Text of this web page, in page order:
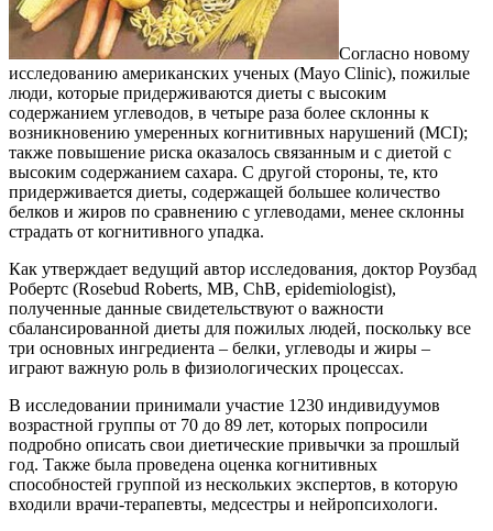
Согласно новому
исследованию американских ученых (Mayo Clinic), пожилые
люди, которые придерживаются диеты с высоким
содержанием углеводов, в четыре раза более склонны к
возникновению умеренных когнитивных нарушений (MCI);
также повышение риска оказалось связанным и с диетой с
высоким содержанием сахара. С другой стороны, те, кто
придерживается диеты, содержащей большее количество
белков и жиров по сравнению с углеводами, менее склонны
страдать от когнитивного упадка.
Как утверждает ведущий автор исследования, доктор Роузбад
Робертс (Rosebud Roberts, MB, ChB, epidemiologist),
полученные данные свидетельствуют о важности
сбалансированной диеты для пожилых людей, поскольку все
три основных ингредиента – белки, углеводы и жиры –
играют важную роль в физиологических процессах.
В исследовании принимали участие 1230 индивидуумов
возрастной группы от 70 до 89 лет, которых попросили
подробно описать свои диетические привычки за прошлый
год. Также была проведена оценка когнитивных
способностей группой из нескольких экспертов, в которую
входили врачи-терапевты, медсестры и нейропсихологи.